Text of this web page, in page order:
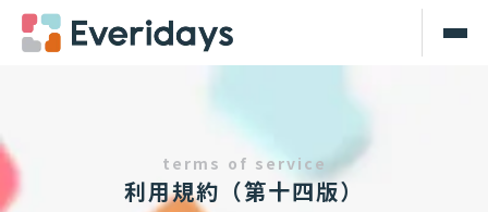
terms of service
利用規約（第十四版）